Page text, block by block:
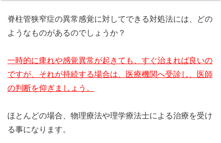
脊柱管狭窄症の異常感覚に対してできる対処法には、どの
ようなものがあるのでしょうか？
一時的に痺れや感覚異常が起きても、すぐ治まれば良いの
ですが、それが持続する場合は、医療機関へ受診し、医師
の判断を仰ぎましょう。
ほとんどの場合、物理療法や理学療法士による治療を受け
る事になります。